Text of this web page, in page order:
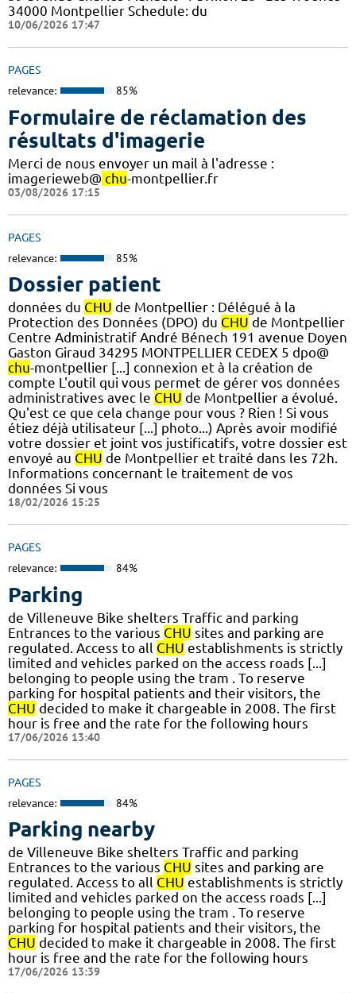
34000 Montpellier Schedule: du
10/06/2026 17:47
PAGES
relevance: 85%
Formulaire de réclamation des
résultats d'imagerie
Merci de nous envoyer un mail à l'adresse :
imagerieweb@ chu-montpellier.fr
03/08/2026 17:15
PAGES
relevance: 85%
Dossier patient
données du CHU de Montpellier : Délégué à la
Protection des Données (DPO) du CHU de Montpellier
Centre Administratif André Bénech 191 avenue Doyen
Gaston Giraud 34295 MONTPELLIER CEDEX 5 dpo@
chu-montpellier [...] connexion et à la création de
compte L'outil qui vous permet de gérer vos données
administratives avec le CHU de Montpellier a évolué.
Qu'est ce que cela change pour vous ? Rien ! Si vous
étiez déjà utilisateur [...] photo...) Après avoir modifié
votre dossier et joint vos justificatifs, votre dossier est
envoyé au CHU de Montpellier et traité dans les 72h.
Informations concernant le traitement de vos
données Si vous
18/02/2026 15:25
PAGES
relevance: 84%
Parking
de Villeneuve Bike shelters Traffic and parking
Entrances to the various CHU sites and parking are
regulated. Access to all CHU establishments is strictly
limited and vehicles parked on the access roads [...]
belonging to people using the tram . To reserve
parking for hospital patients and their visitors, the
CHU decided to make it chargeable in 2008. The first
hour is free and the rate for the following hours
17/06/2026 13:40
PAGES
relevance: 84%
Parking nearby
de Villeneuve Bike shelters Traffic and parking
Entrances to the various CHU sites and parking are
regulated. Access to all CHU establishments is strictly
limited and vehicles parked on the access roads [...]
belonging to people using the tram . To reserve
parking for hospital patients and their visitors, the
CHU decided to make it chargeable in 2008. The first
hour is free and the rate for the following hours
17/06/2026 13:39